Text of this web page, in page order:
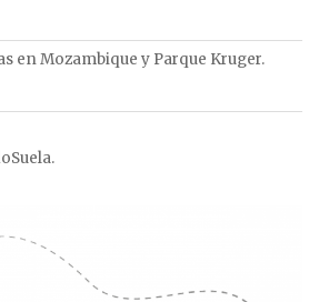
en Mozambique y Parque Kruger.